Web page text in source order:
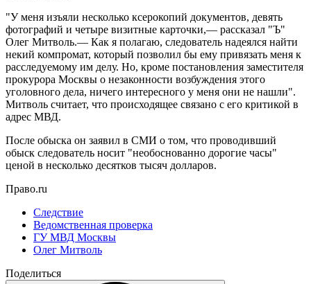
"У меня изъяли несколько ксерокопий документов, девять
фотографий и четыре визитные карточки,— рассказал "Ъ"
Олег Митволь.— Как я полагаю, следователь надеялся найти
некий компромат, который позволил бы ему привязать меня к
расследуемому им делу. Но, кроме постановления заместителя
прокурора Москвы о незаконности возбуждения этого
уголовного дела, ничего интересного у меня они не нашли".
Митволь считает, что происходящее связано с его критикой в
адрес МВД.
После обыска он заявил в СМИ о том, что проводивший
обыск следователь носит "необоснованно дорогие часы"
ценой в несколько десятков тысяч долларов.
Право.ru
Следствие
Ведомственная проверка
ГУ МВД Москвы
Олег Митволь
Поделиться